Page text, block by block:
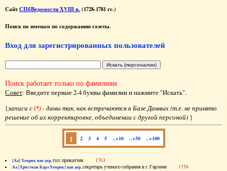
СайтСПбВедомости XVIII в. (1728-1781 гг.)
Поиск по именам по содержанию газеты.
Вход для зарегистрированных пользователей
Поиск работает только по фамилиям
Совет: Введите первые 2-4 буквы фамилии и нажмите "Искать".
{записи с(*)- даны так, как встречаются в Базе Данных (т.е. не принято
решение об их корректировке, объединении с другой персоной) }
1 2 3 4 5 ..+10 ..+50 ..+100
[Аа] Хенрик ван дер, гол. приказчик 1763
Аа [Христиан Карл Хенрик] ван дер, секретарь ученого собрания в г. Гарлеме 1758